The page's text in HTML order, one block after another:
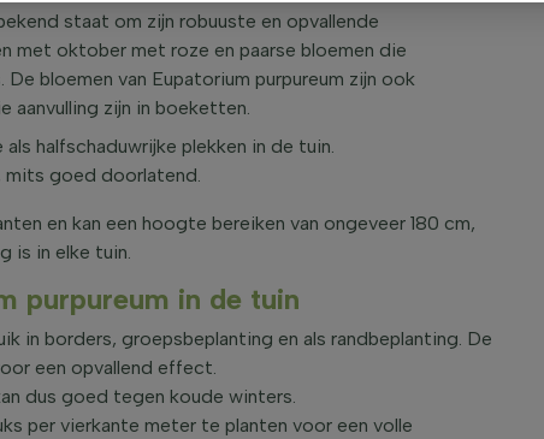
staat om zijn robuuste en opvallende
met oktober met roze en paarse bloemen die
bloemen van Eupatorium purpureum zijn ook
aanvulling zijn in boeketten.
halfschaduwrijke plekken in de tuin.
mits goed doorlatend.
en kan een hoogte bereiken van ongeveer 180 cm,
is in elke tuin.
purpureum in de tuin
in borders, groepsbeplanting en als randbeplanting. De
een opvallend effect.
dus goed tegen koude winters.
per vierkante meter te planten voor een volle